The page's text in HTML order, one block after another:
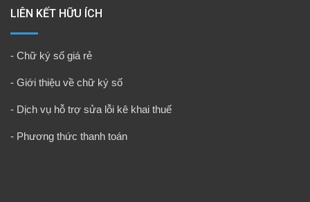
LIÊN KẾT HỮU ÍCH
- Chữ ký số giá rẻ
- Giới thiệu về chữ ký số
- Dịch vụ hỗ trợ sửa lỗi kê khai thuế
- Phương thức thanh toán